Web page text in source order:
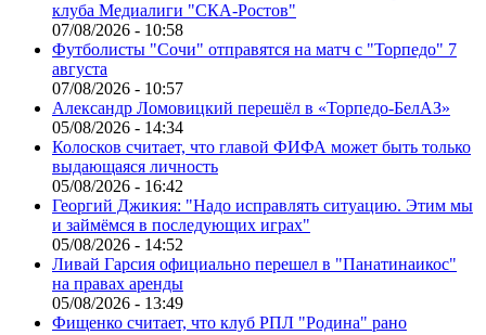
клуба Медиалиги "СКА-Ростов"
07/08/2026 - 10:58
Футболисты "Сочи" отправятся на матч с "Торпедо" 7
августа
07/08/2026 - 10:57
Александр Ломовицкий перешёл в «Торпедо-БелАЗ»
05/08/2026 - 14:34
Колосков считает, что главой ФИФА может быть только
выдающаяся личность
05/08/2026 - 16:42
Георгий Джикия: "Надо исправлять ситуацию. Этим мы
и займёмся в последующих играх"
05/08/2026 - 14:52
Ливай Гарсия официально перешел в "Панатинаикос"
на правах аренды
05/08/2026 - 13:49
Фищенко считает, что клуб РПЛ "Родина" рано